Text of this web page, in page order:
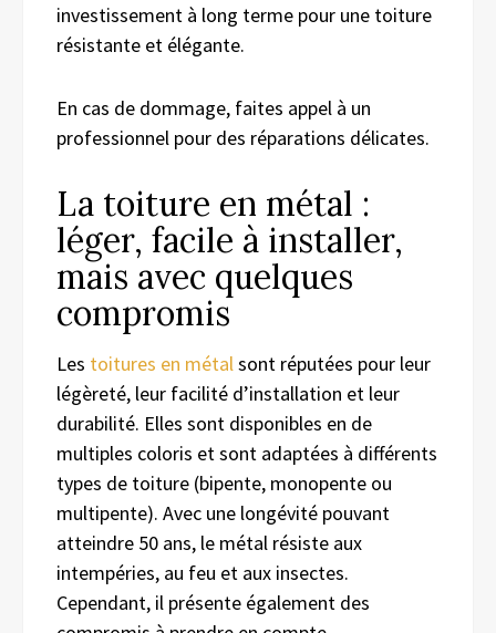
investissement à long terme pour une toiture
résistante et élégante.
En cas de dommage, faites appel à un
professionnel pour des réparations délicates.
La toiture en métal :
léger, facile à installer,
mais avec quelques
compromis
Les toitures en métalsont réputées pour leur
légèreté, leur facilité d’installation et leur
durabilité. Elles sont disponibles en de
multiples coloris et sont adaptées à différents
types de toiture (bipente, monopente ou
multipente). Avec une longévité pouvant
atteindre 50 ans, le métal résiste aux
intempéries, au feu et aux insectes.
Cependant, il présente également des